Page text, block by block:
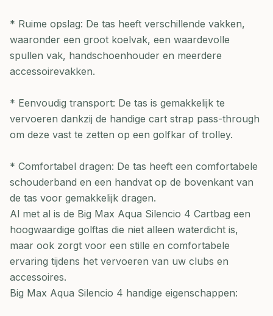
* Ruime opslag: De tas heeft verschillende vakken,
waaronder een groot koelvak, een waardevolle
spullen vak, handschoenhouder en meerdere
accessoirevakken.
* Eenvoudig transport: De tas is gemakkelijk te
vervoeren dankzij de handige cart strap pass-through
om deze vast te zetten op een golfkar of trolley.
* Comfortabel dragen: De tas heeft een comfortabele
schouderband en een handvat op de bovenkant van
de tas voor gemakkelijk dragen.
Al met al is de Big Max Aqua Silencio 4 Cartbag een
hoogwaardige golftas die niet alleen waterdicht is,
maar ook zorgt voor een stille en comfortabele
ervaring tijdens het vervoeren van uw clubs en
accessoires.
Big Max Aqua Silencio 4 handige eigenschappen: